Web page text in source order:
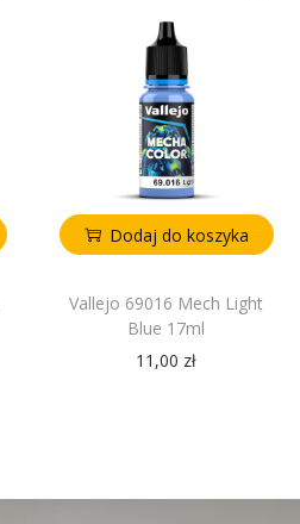
Dodaj do koszyka
Vallejo 69016 Mech Light
Blue 17ml
11,00 zł